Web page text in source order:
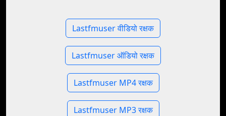
Lastfmuser वीडियो रक्षक
Lastfmuser ऑडियो रक्षक
Lastfmuser MP4 रक्षक
Lastfmuser MP3 रक्षक